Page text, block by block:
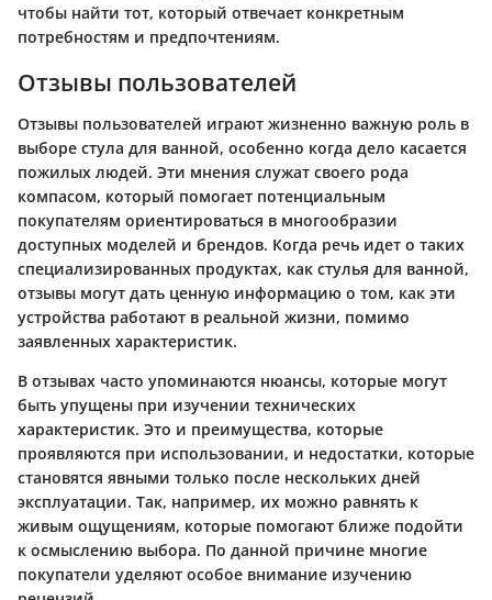
чтобы найти тот, который отвечает конкретным
потребностям и предпочтениям.
Отзывы пользователей
Отзывы пользователей играют жизненно важную роль в
выборе стула для ванной, особенно когда дело касается
пожилых людей. Эти мнения служат своего рода
компасом, который помогает потенциальным
покупателям ориентироваться в многообразии
доступных моделей и брендов. Когда речь идет о таких
специализированных продуктах, как стулья для ванной,
отзывы могут дать ценную информацию о том, как эти
устройства работают в реальной жизни, помимо
заявленных характеристик.
В отзывах часто упоминаются нюансы, которые могут
быть упущены при изучении технических
характеристик. Это и преимущества, которые
проявляются при использовании, и недостатки, которые
становятся явными только после нескольких дней
эксплуатации. Так, например, их можно равнять к
живым ощущениям, которые помогают ближе подойти
к осмыслению выбора. По данной причине многие
покупатели уделяют особое внимание изучению